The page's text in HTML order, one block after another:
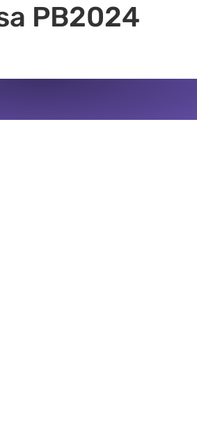
PB2024